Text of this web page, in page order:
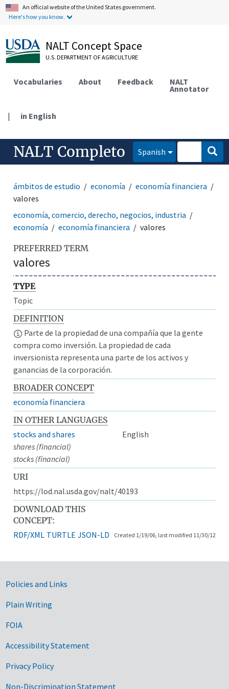
An official website of the United States government.
Here's how you know.
NALT Concept Space
U.S. DEPARTMENT OF AGRICULTURE
Vocabularies About Feedback NALT
Annotator
| in English
NALT Completo Spanish
ámbitos de estudio economía
economía financiera
valores
economía, comercio, derecho, negocios, industria
economía
economía financiera valores
PREFERRED TERM
valores
TYPE
Topic
DEFINITION
Parte de la propiedad de una compañía que la gente
compra como inversión. La propiedad de cada
inversionista representa una parte de los activos y
ganancias de la corporación.
BROADER CONCEPT
economía financiera
IN OTHER LANGUAGES
stocks and shares
English
shares (financial)
stocks (financial)
URI
https://lod.nal.usda.gov/nalt/40193
DOWNLOAD THIS
CONCEPT:
RDF/XML TURTLE JSON-LD Created 1/19/06, last modified 11/30/12
Government Links
Policies and Links
Plain Writing
FOIA
Accessibility Statement
Privacy Policy
Non-Discrimination Statement